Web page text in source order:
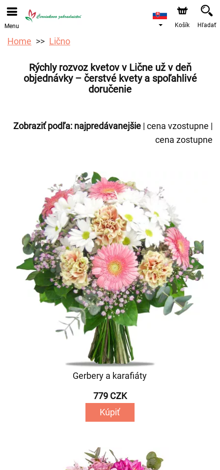
Objednávky prijímame prostredníctvom nášho e-shopu.
Najskorší možný termín doručenia je od 12.8.2026 z
Menu Košík Hľadať
Home Lično
Rýchly rozvoz kvetov v Lične už v deň
objednávky – čerstvé kvety a spoľahlivé
doručenie
Zobraziť podľa: najpredávanejšie | cena vzostupne |
cena zostupne
Gerbery a karafiáty
779 CZK
Kúpiť